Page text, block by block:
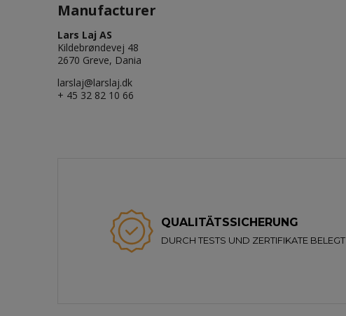
Manufacturer
Lars Laj AS
Kildebrøndevej 48
2670 Greve, Dania
larslaj@larslaj.dk
+ 45 32 82 10 66
QUALITÄTSSICHERUNG
DURCH TESTS UND ZERTIFIKATE BELEGT